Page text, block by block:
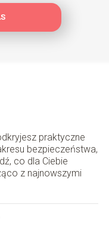
praktyczne
bezpieczeństwa,
co dla Ciebie
z najnowszymi